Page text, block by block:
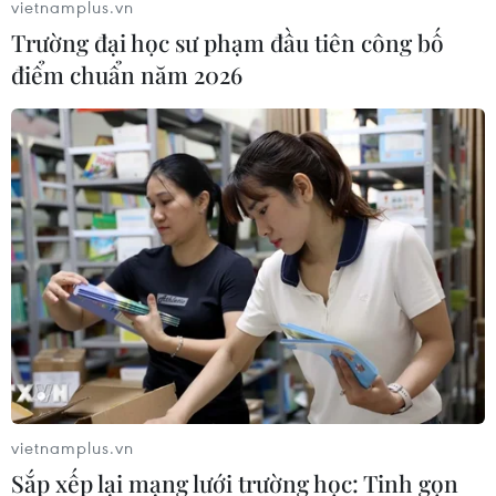
#Tổng Bí thư #Chống tham nhũng
#Bộ Thông tin và Truyền thông
#Mobifone
#Nhật Cường
Theo dõi VietnamPlus
TIN LIÊN QUAN
vietnamplus.vn
Trường đại học sư phạm đầu tiên công bố
điểm chuẩn năm 2026
vietnamplus.vn
Sắp xếp lại mạng lưới trường học: Tinh gọn